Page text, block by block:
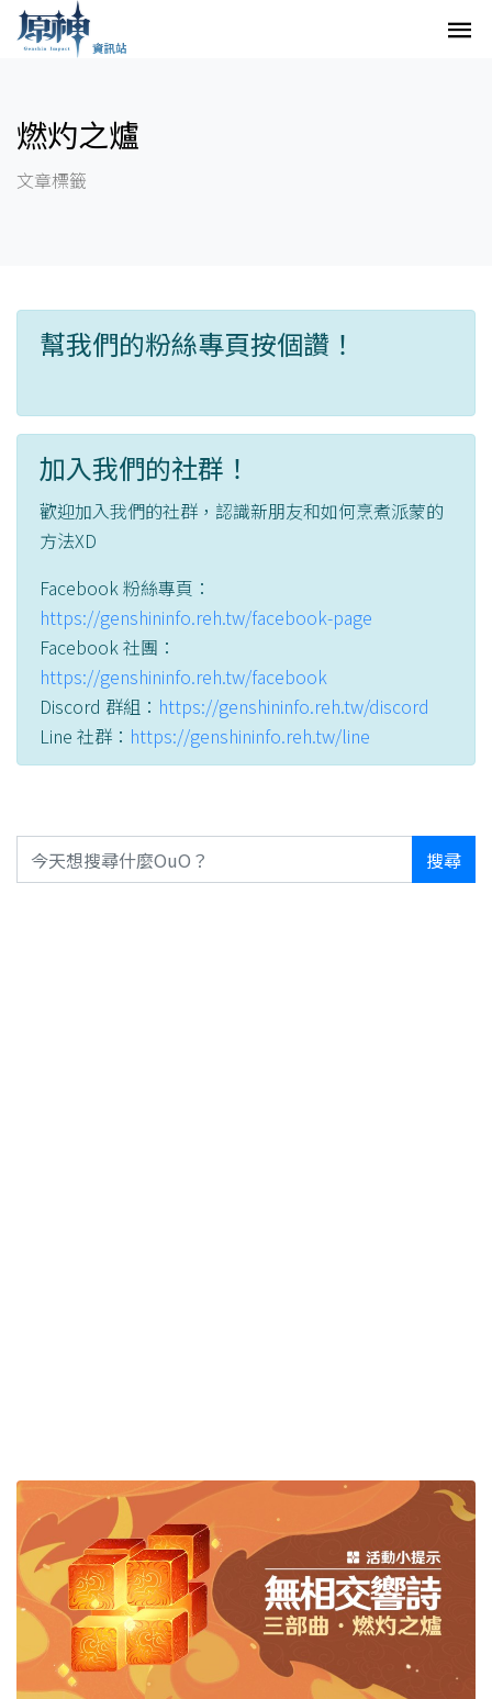
燃灼之爐
文章標籤
幫我們的粉絲專頁按個讚！
加入我們的社群！
歡迎加入我們的社群，認識新朋友和如何烹煮派蒙的
方法XD
Facebook 粉絲專頁：
https://genshininfo.reh.tw/facebook-page
Facebook 社團：
https://genshininfo.reh.tw/facebook
Discord 群組： https://genshininfo.reh.tw/discord
Line 社群： https://genshininfo.reh.tw/line
搜尋